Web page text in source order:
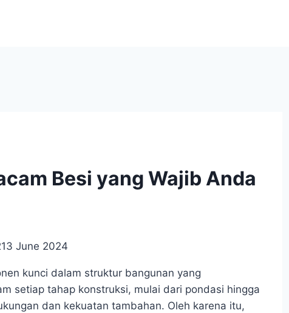
Besi yang Wajib Anda
3 June 2024
kunci dalam struktur bangunan yang
setiap tahap konstruksi, mulai dari pondasi hingga
dan kekuatan tambahan. Oleh karena itu,